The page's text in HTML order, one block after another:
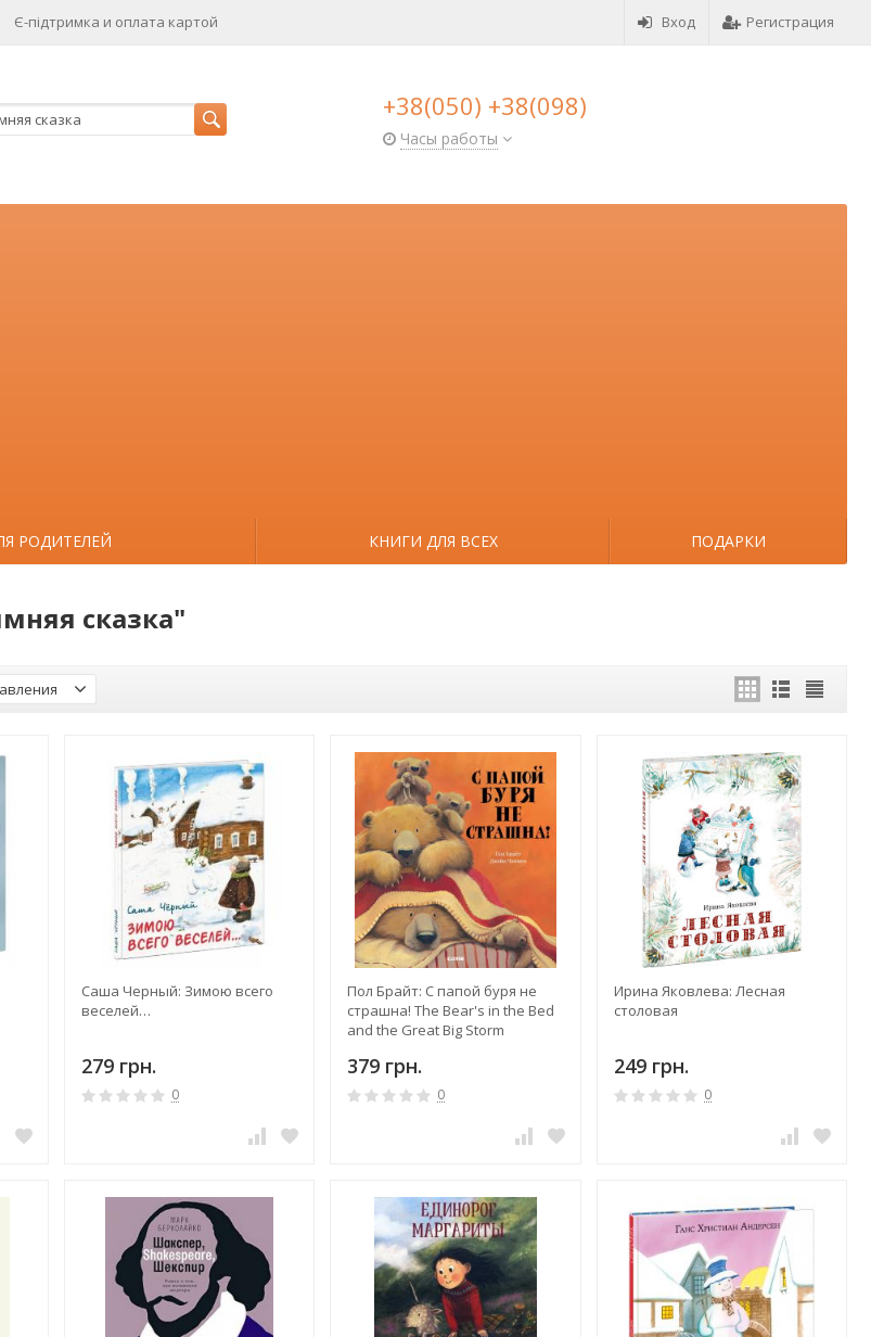
Вход Регистрация
Є-підтримка и оплата картой
+38(050) +38(098)
Часы работы
РОДИТЕЛЕЙ КНИГИ ДЛЯ ВСЕХ ПОДАРКИ
сказка"
Саша Черный: Зимою всего
веселей…
279 грн.
0
Пол Брайт: С папой буря не
страшна! The Bear's in the Bed
and the Great Big Storm
379 грн.
0
Ирина Яковлева: Лесная
столовая
249 грн.
0